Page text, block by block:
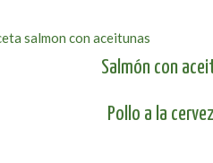
Salmón con
Pollo a la